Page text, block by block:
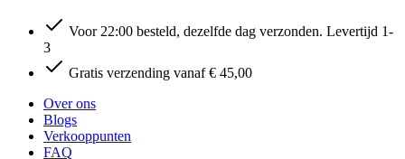
Voor 22:00 besteld, dezelfde dag verzonden. Levertijd 1-
3
Gratis verzending vanaf € 45,00
Over ons
Blogs
Verkooppunten
FAQ